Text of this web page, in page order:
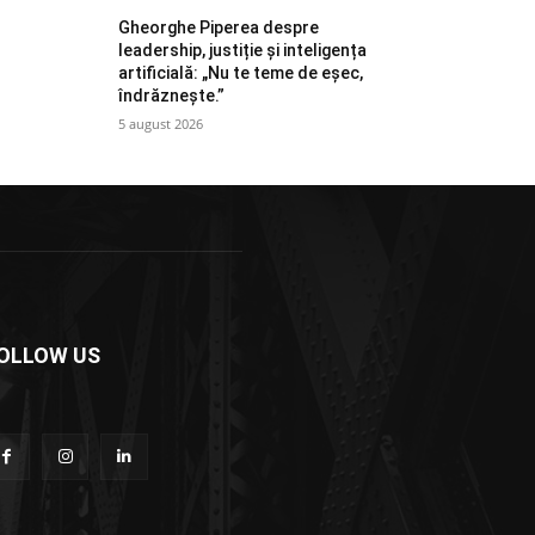
Gheorghe Piperea despre
leadership, justiție și inteligența
artificială: „Nu te teme de eșec,
îndrăznește.”
5 august 2026
US